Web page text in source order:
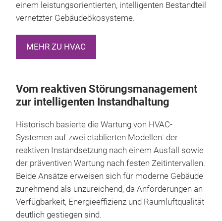
einem leistungsorientierten, intelligenten Bestandteil
vernetzter Gebäudeökosysteme.
MEHR ZU HVAC
Vom reaktiven Störungsmanagement
zur intelligenten Instandhaltung
Historisch basierte die Wartung von HVAC-
Systemen auf zwei etablierten Modellen: der
reaktiven Instandsetzung nach einem Ausfall sowie
der präventiven Wartung nach festen Zeitintervallen.
Beide Ansätze erweisen sich für moderne Gebäude
zunehmend als unzureichend, da Anforderungen an
Verfügbarkeit, Energieeffizienz und Raumluftqualität
deutlich gestiegen sind.